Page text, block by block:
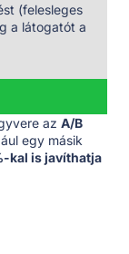
(felesleges
a látogatót a
az A/B
egy másik
kal is javíthatja